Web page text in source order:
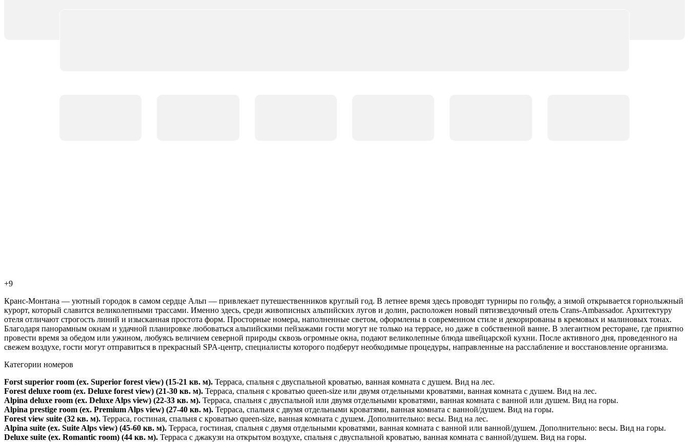
+9
Кранс-Монтана — уютный городок в самом сердце Альп — привлекает путешественников круглый год. В летнее время здесь проводят турниры по гольфу, а зимой открывается горнолыжный
курорт, который славится великолепными трассами. Именно здесь, среди живописных альпийских лугов и долин, расположен новый пятизвездочный отель Crans-Ambassador. Архитектуру
отеля отличают строгость линий и изысканная простота форм. Просторные номера, наполненные светом, оформлены в современном стиле и декорированы в кремовых и малиновых тонах.
Благодаря панорамным окнам и удачной планировке любоваться альпийскими пейзажами гости могут не только на террасе, но даже в собственной ванне. В элегантном ресторане, где приятно
провести время за обедом или ужином, любуясь величием северной природы сквозь огромные окна, подают великолепные блюда швейцарской кухни. После активного дня, проведенного на
свежем воздухе, гости могут отправиться в прекрасный SPA-центр, специалисты которого подберут необходимые процедуры, направленные на расслабление и восстановление организма.
Категории номеров
Forst superior room (ex. Superior forest view) (15-21 кв. м). Терраса, спальня с двуспальной кроватью, ванная комната с душем. Вид на лес.
Forest deluxe room (ex. Deluxe forest view) (21-30 кв. м). Терраса, спальня с кроватью queen-size или двумя отдельными кроватями, ванная комната с душем. Вид на лес.
Alpina deluxe room (ex. Deluxe Alps view) (22-33 кв. м). Терраса, спальня с двуспальной или двумя отдельными кроватями, ванная комната с ванной или душем. Вид на горы.
Alpina prestige room (ex. Premium Alps view) (27-40 кв. м). Терраса, спальня с двумя отдельными кроватями, ванная комната с ванной/душем. Вид на горы.
Forest view suite (32 кв. м). Терраса, гостиная, спальня с кроватью queen-size, ванная комната с душем. Дополнительно: весы. Вид на лес.
Alpina suite (ex. Suite Alps view) (45-60 кв. м). Терраса, гостиная, спальня с двумя отдельными кроватями, ванная комната с ванной или ванной/душем. Дополнительно: весы. Вид на горы.
Deluxe suite (ex. Romantic room) (44 кв. м). Терраса с джакузи на открытом воздухе, спальня с двуспальной кроватью, ванная комната с ванной/душем. Вид на горы.